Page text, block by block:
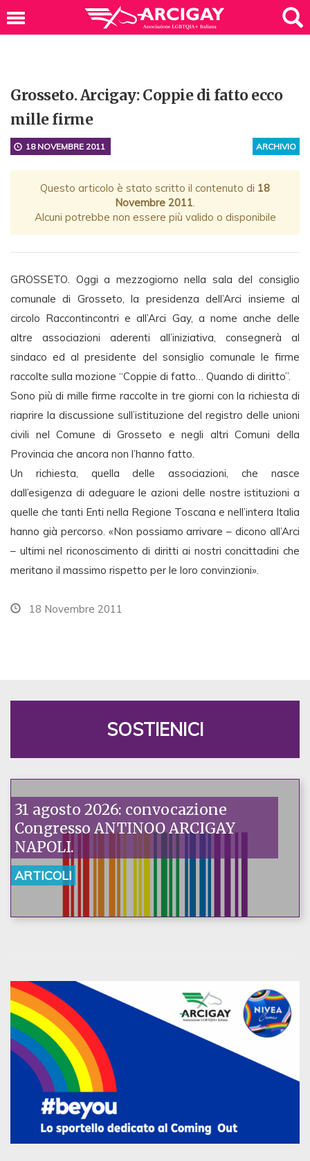
Grosseto. Arcigay: Coppie di fatto ecco
mille firme
ARCHIVIO
18 NOVEMBRE 2011
Questo articolo è stato scritto il contenuto di 18
Novembre 2011.
Alcuni potrebbe non essere più valido o disponibile
GROSSETO. Oggi a mezzogiorno nella sala del consiglio
comunale di Grosseto, la presidenza dell’Arci insieme al
circolo Raccontincontri e all’Arci Gay, a nome anche delle
altre associazioni aderenti all’iniziativa, consegnerà al
sindaco ed al presidente del sonsiglio comunale le firme
raccolte sulla mozione “Coppie di fatto… Quando di diritto”.
Sono più di mille firme raccolte in tre giorni con la richiesta di
riaprire la discussione sull’istituzione del registro delle unioni
civili nel Comune di Grosseto e negli altri Comuni della
Provincia che ancora non l’hanno fatto.
Un richiesta, quella delle associazioni, che nasce
dall’esigenza di adeguare le azioni delle nostre istituzioni a
quelle che tanti Enti nella Regione Toscana e nell’intera Italia
hanno già percorso. «Non possiamo arrivare – dicono all’Arci
– ultimi nel riconoscimento di diritti ai nostri concittadini che
meritano il massimo rispetto per le loro convinzioni».
18 Novembre 2011
SOSTIENICI
31 agosto 2026: convocazione
Congresso ANTINOO ARCIGAY
NAPOLI.
ARTICOLI